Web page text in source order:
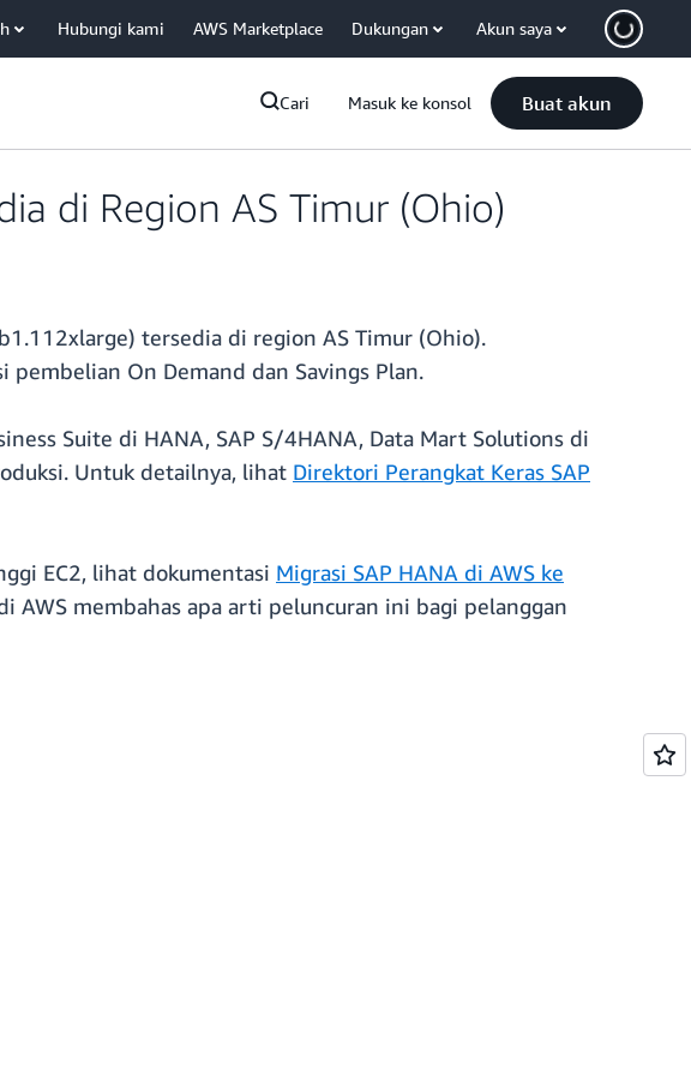
Hubungi kami AWS Marketplace Dukungan Akun saya
Cari Masuk ke konsol Buat akun
di Region AS Timur (Ohio)
tersedia di region AS Timur (Ohio).
On Demand dan Savings Plan.
Suite di HANA, SAP S/4HANA, Data Mart Solutions di
Untuk detailnya, lihat Direktori Perangkat Keras SAP
EC2, lihat dokumentasi Migrasi SAP HANA di AWS ke
AWS membahas apa arti peluncuran ini bagi pelanggan